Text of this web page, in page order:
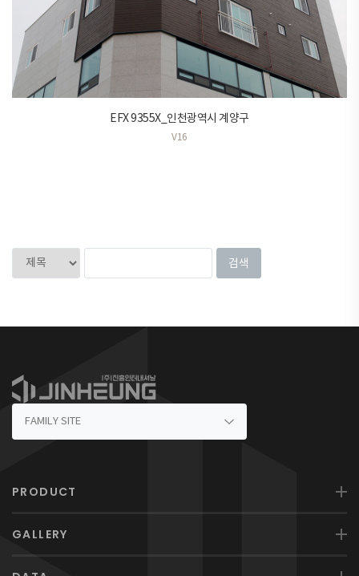
EFX 9355X_인천광역시 계양구
V16
PRODUCT
GALLERY